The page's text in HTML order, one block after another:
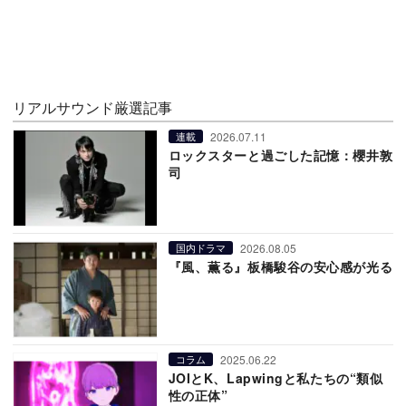
リアルサウンド厳選記事
連載 2026.07.11
ロックスターと過ごした記憶：櫻井敦
司
国内ドラマ 2026.08.05
『風、薫る』板橋駿谷の安心感が光る
コラム 2025.06.22
JOIとK、Lapwingと私たちの“類似
性の正体”